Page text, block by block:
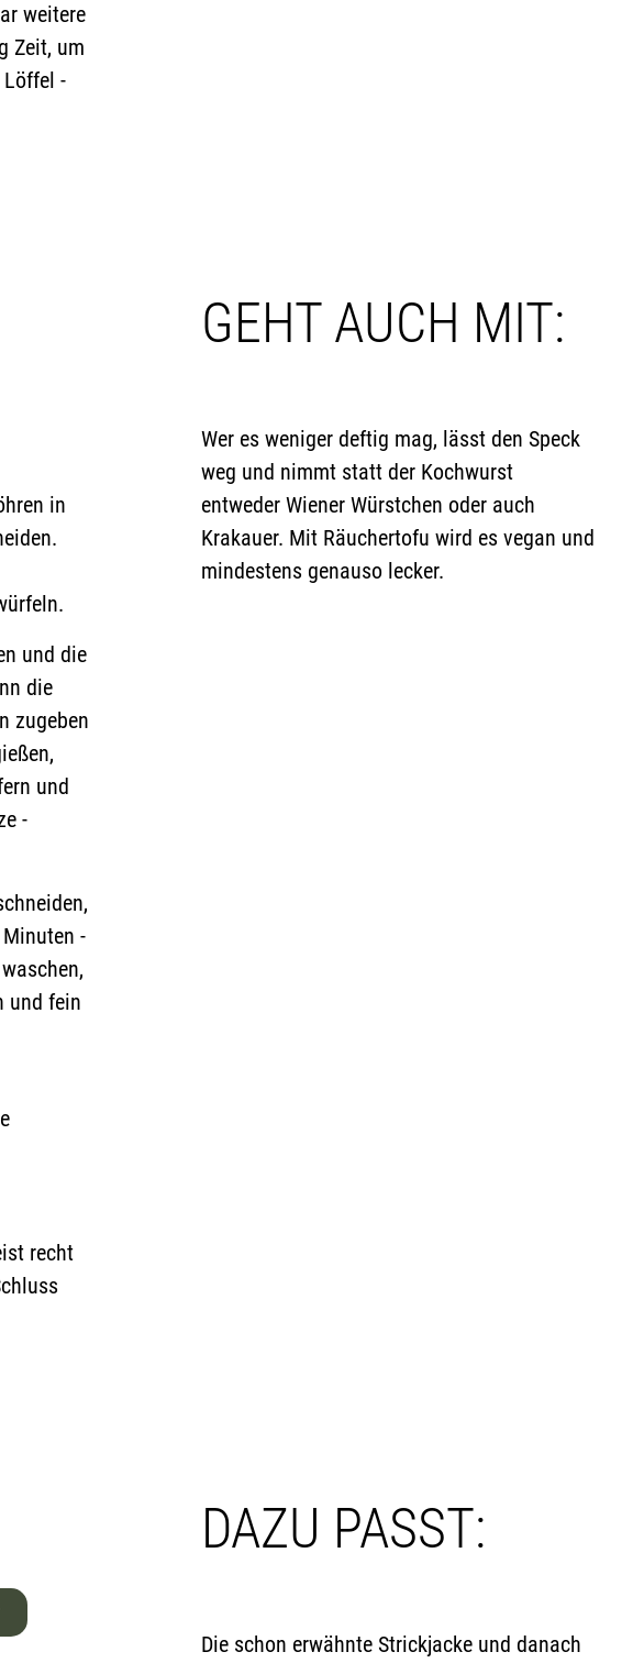
weitere
Zeit, um
Löffel -
in
und die
die
zugeben
und
-
-
und fein
recht
GEHT AUCH MIT:
Wer es weniger deftig mag, lässt den Speck
weg und nimmt statt der Kochwurst
entweder Wiener Würstchen oder auch
Krakauer. Mit Räuchertofu wird es vegan und
mindestens genauso lecker.
DAZU PASST:
Die schon erwähnte Strickjacke und danach